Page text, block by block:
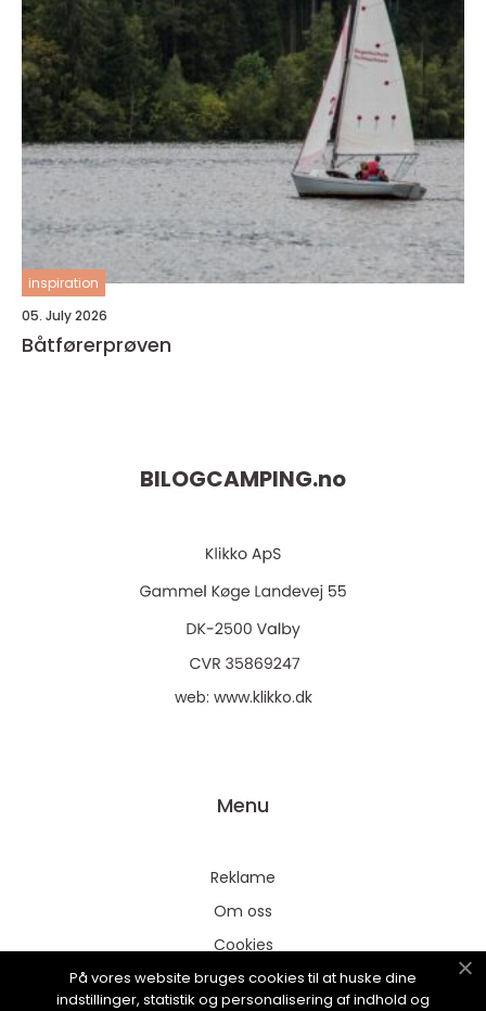
inspiration
05. July 2026
Båtførerprøven
BILOGCAMPING.no
web: www.klikko.dk
Menu
Reklame
Om oss
Cookies
Kontakt Oss
På vores website bruges cookies til at huske dine
indstillinger, statistik og personalisering af indhold og